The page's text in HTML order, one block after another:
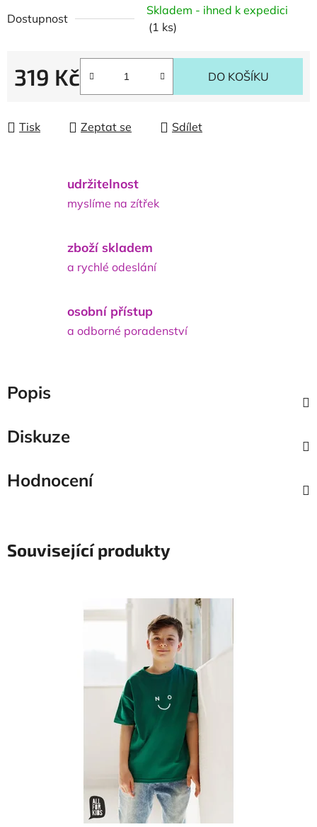
Dostupnost
Skladem - ihned k expedici
(1 ks)
319 Kč DO KOŠÍKU
Tisk Zeptat se Sdílet
udržitelnost
myslíme na zítřek
zboží skladem
a rychlé odeslání
osobní přístup
a odborné poradenství
Popis
Diskuze
Hodnocení
Související produkty